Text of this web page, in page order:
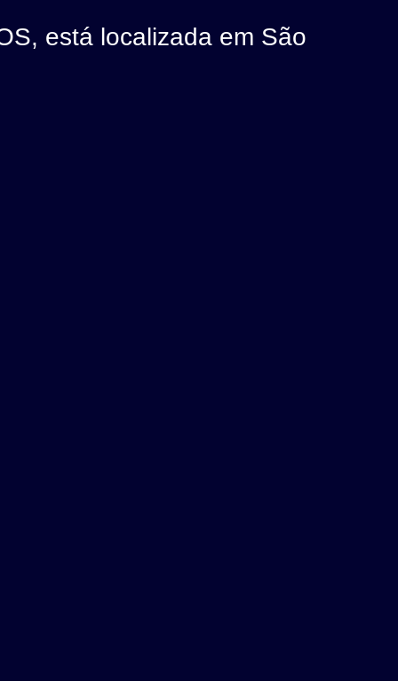
está localizada em São